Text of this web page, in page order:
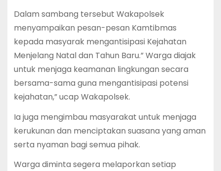
Dalam sambang tersebut Wakapolsek
menyampaikan pesan-pesan Kamtibmas
kepada masyarak mengantisipasi Kejahatan
Menjelang Natal dan Tahun Baru.” Warga diajak
untuk menjaga keamanan lingkungan secara
bersama-sama guna mengantisipasi potensi
kejahatan,” ucap Wakapolsek.
Ia juga mengimbau masyarakat untuk menjaga
kerukunan dan menciptakan suasana yang aman
serta nyaman bagi semua pihak.
Warga diminta segera melaporkan setiap